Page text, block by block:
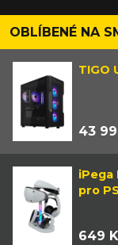
OBLÍBENÉ NA
TIGO
43
iPega
pro
649